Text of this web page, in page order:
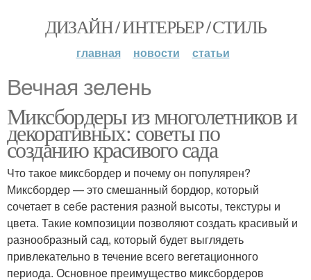
ДИЗАЙН / ИНТЕРЬЕР / СТИЛЬ
главная новости статьи
Вечная зелень
Миксбордеры из многолетников и
декоративных: советы по
созданию красивого сада
Что такое миксбордер и почему он популярен?
Миксбордер — это смешанный бордюр, который
сочетает в себе растения разной высоты, текстуры и
цвета. Такие композиции позволяют создать красивый и
разнообразный сад, который будет выглядеть
привлекательно в течение всего вегетационного
периода. Основное преимущество миксбордеров